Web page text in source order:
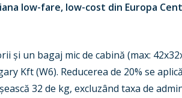
low-fare, low-cost din Europa
și un bagaj mic de cabină (max:
Kft (W6). Reducerea de 20% se
32 de kg, excluzând taxa de